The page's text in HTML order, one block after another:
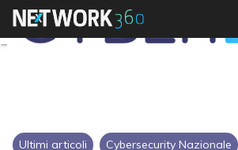
Ultimi articoli Cybersecurity Nazionale